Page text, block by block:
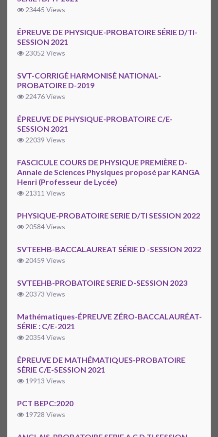
23445 Views
ÉPREUVE DE PHYSIQUE-PROBATOIRE SÉRIE D/TI-
SESSION 2021
23052 Views
SVT-CORRIGÉ HARMONISÉ NATIONAL-
PROBATOIRE D-2019
22476 Views
ÉPREUVE DE PHYSIQUE-PROBATOIRE C/E-
SESSION 2021
22039 Views
FASCICULE COURS DE PHYSIQUE PREMIÈRE D-
Annale de Sciences Physiques proposé par KANGA
Henri (Professeur de Lycée)
21311 Views
PHYSIQUE-PROBATOIRE SERIE D/TI SESSION 2022
20584 Views
SVTEEHB-BACCALAUREAT SÉRIE D -SESSION 2022
20459 Views
SVTEEHB-PROBATOIRE SERIE D-SESSION 2023
20373 Views
Mathématiques-ÉPREUVE ZÉRO-BACCALAURÉAT-
SÉRIE : C/E-2021
20354 Views
ÉPREUVE DE MATHÉMATIQUES-PROBATOIRE
SÉRIE C/E-SESSION 2021
19913 Views
PCT BEPC:2020
19728 Views